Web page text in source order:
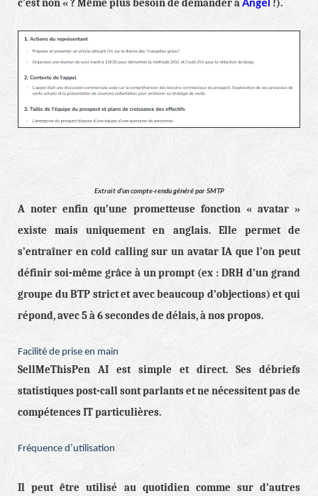
c’est non « ? Même plus besoin de demander à !).
Extrait d’un compte-rendu généré par SMTP
A noter enfin qu’une prometteuse fonction « avatar »
existe mais uniquement en anglais. Elle permet de
s’entraîner en cold calling sur un avatar IA que l’on peut
définir soi-même grâce à un prompt (ex : DRH d’un grand
groupe du BTP strict et avec beaucoup d’objections) et qui
répond, avec 5 à 6 secondes de délais, à nos propos.
Facilité de prise en main
SellMeThisPen AI est simple et direct. Ses débriefs
statistiques post-call sont parlants et ne nécessitent pas de
compétences IT particulières.
Fréquence d’utilisation
Il peut être utilisé au quotidien comme sur d’autres